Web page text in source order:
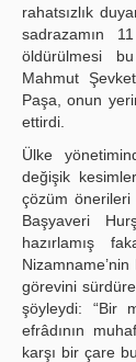
rahatsızlık
sadrazamın
öldürülmesi
Mahmut
Paşa, onun
ettirdi.
Ülke
değişik
çözüm önerileri
Başyaveri
hazırlamış
görevini
şöyleydi: “Bir
efrâdının
karşı bir çare